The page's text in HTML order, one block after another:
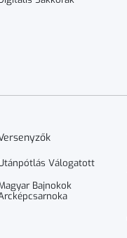
Válogatott
Bajnokok